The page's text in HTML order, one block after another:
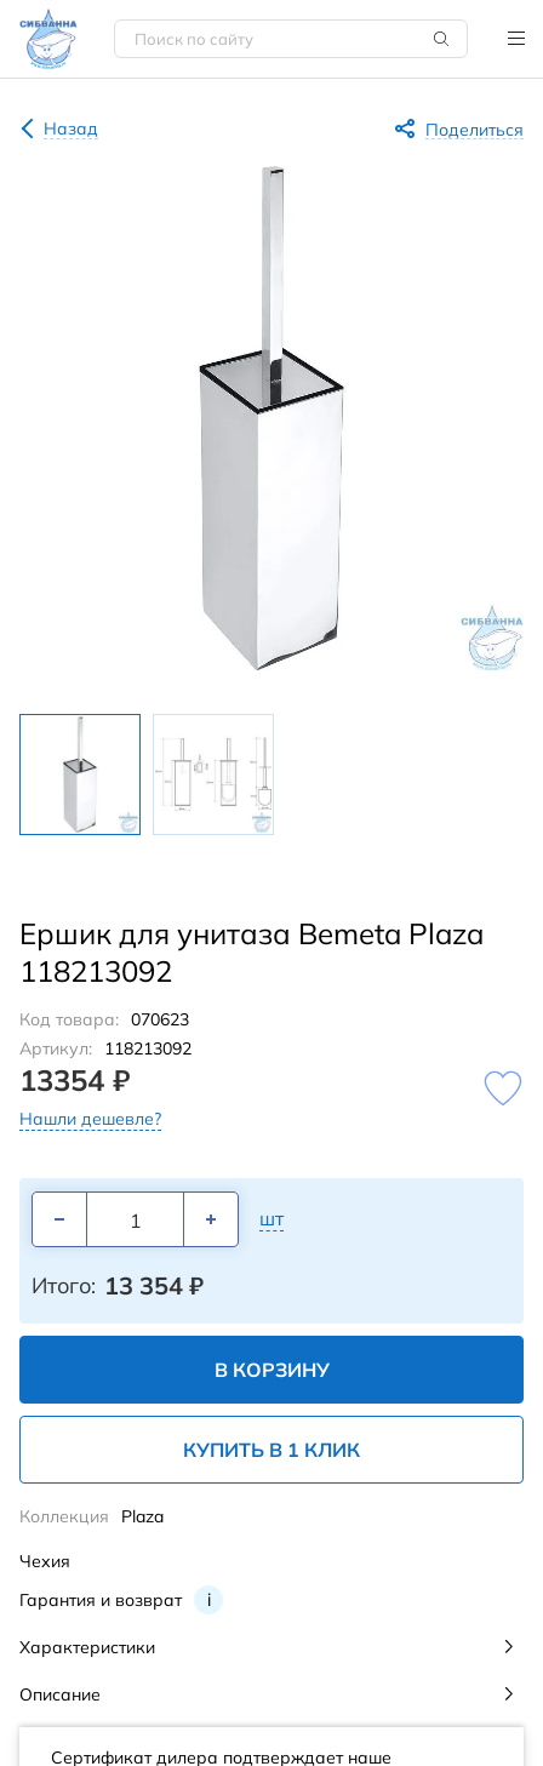
Назад Поделиться
Ершик для унитаза Bemeta Plaza
118213092
Код товара: 070623
Артикул:
118213092
13354 ₽
Нашли дешевле?
шт
Итого: 13 354 ₽
В КОРЗИНУ
КУПИТЬ В 1 КЛИК
Гарантия и возврат i
Коллекция Plaza
Чехия
Характеристики
Описание
Сертификат дилера подтверждает наше